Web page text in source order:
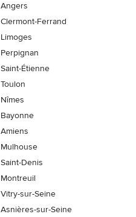
Angers
Clermont-Ferrand
Limoges
Perpignan
Saint-Étienne
Toulon
Nîmes
Bayonne
Amiens
Mulhouse
Saint-Denis
Montreuil
Vitry-sur-Seine
Asnières-sur-Seine